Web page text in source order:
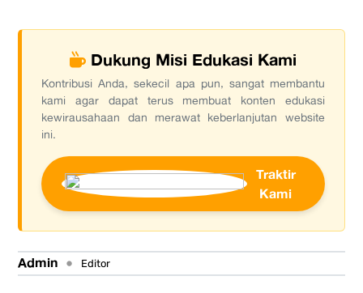
Dukung Misi Edukasi Kami
Kontribusi Anda, sekecil apa pun, sangat membantu
kami agar dapat terus membuat konten edukasi
kewirausahaan dan merawat keberlanjutan website
ini.
Traktir
Kami
Admin • Editor